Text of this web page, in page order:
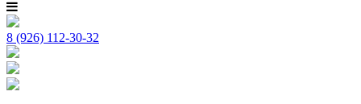
8 (926) 112-30-32